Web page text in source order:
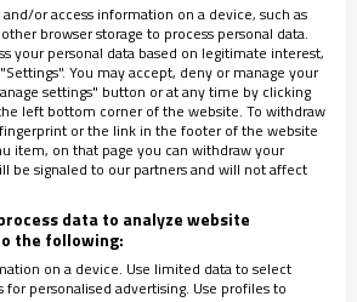
or access information on a device, such as
browser storage to process personal data.
your personal data based on legitimate interest,
You may accept, deny or manage your
settings" button or at any time by clicking
left bottom corner of the website. To withdraw
or the link in the footer of the website
item, on that page you can withdraw your
be signaled to our partners and will not affect
data to analyze website
the following:
on a device. Use limited data to select
personalised advertising. Use profiles to